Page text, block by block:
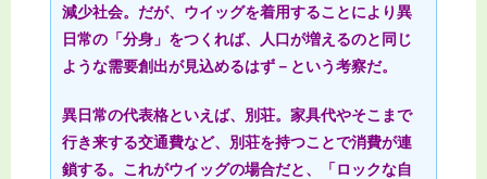
減少社会。だが、ウイッグを着用することにより異
日常の「分身」をつくれば、人口が増えるのと同じ
ような需要創出が見込めるはず－という考察だ。
異日常の代表格といえば、別荘。家具代やそこまで
行き来する交通費など、別荘を持つことで消費が連
鎖する。これがウイッグの場合だと、「ロックな自